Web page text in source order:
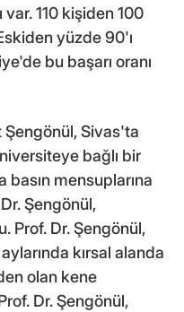
110 kişiden 100
yüzde 90'ı
bu başarı oranı
Şengönül, Sivas'ta
bağlı bir
mensuplarına
Şengönül,
Prof. Dr. Şengönül,
kırsal alanda
olan kene
Dr. Şengönül,